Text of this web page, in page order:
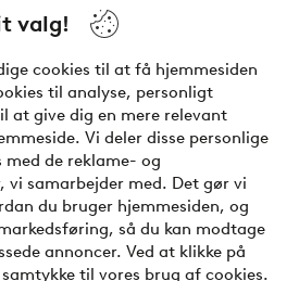
valg!
cookies til at få hjemmesiden
til analyse, personligt
at give dig en mere relevant
Vi deler disse personlige
med de reklame- og
vi samarbejder med. Det gør vi
du bruger hjemmesiden, og
så du kan modtage
annoncer. Ved at klikke på
til vores brug af cookies.
- betal nu eller del op
om vores betalingsmuligheder?